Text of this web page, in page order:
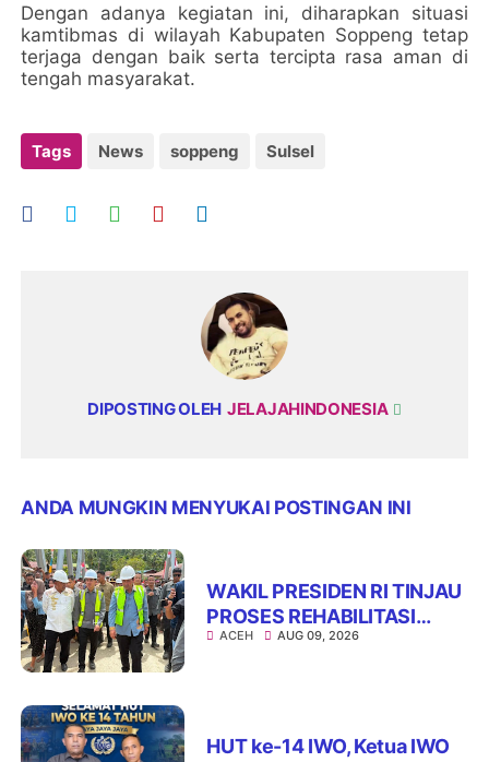
Dengan adanya kegiatan ini, diharapkan situasi
kamtibmas di wilayah Kabupaten Soppeng tetap
terjaga dengan baik serta tercipta rasa aman di
tengah masyarakat.
Tags News soppeng Sulsel
DIPOSTING OLEH JELAJAHINDONESIA
ANDA MUNGKIN MENYUKAI POSTINGAN INI
WAKIL PRESIDEN RI TINJAU
PROSES REHABILITASI
JEMBATAN LUMUT,
ACEH AUG 09, 2026
HUT ke-14 IWO, Ketua IWO